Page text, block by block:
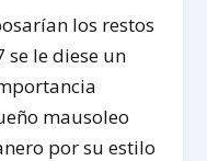
los restos
se le diese un
mausoleo
por su estilo